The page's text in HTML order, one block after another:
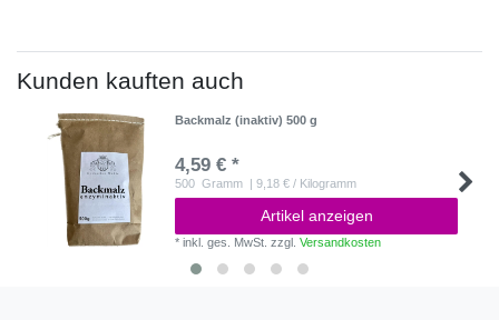
Kunden kauften auch
Backmalz (inaktiv) 500 g
4,59 € *
500 Gramm | 9,18 € / Kilogramm
Artikel anzeigen
*inkl. ges. MwSt. zzgl.Versandkosten